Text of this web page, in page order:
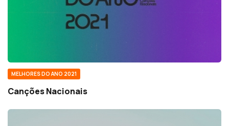
MELHORES DO ANO 2021
Canções Nacionais